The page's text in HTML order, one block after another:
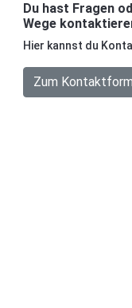
Du hast Fragen
Wege
Hier kannst du
Zum